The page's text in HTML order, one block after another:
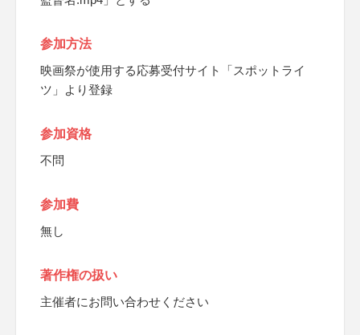
参加方法
映画祭が使用する応募受付サイト「スポットライ
ツ」より登録
参加資格
不問
参加費
無し
著作権の扱い
主催者にお問い合わせください